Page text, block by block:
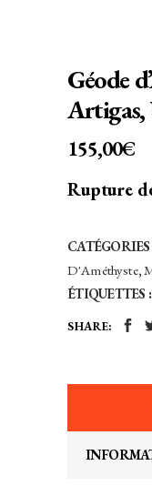
Géode
Artigas,
155,00€
Rupture
D'Améthyste,
ÉTIQUETTES
SHARE: